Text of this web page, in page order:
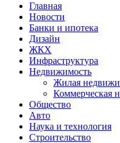
Главная
Новости
Банки и ипотека
Дизайн
ЖКХ
Инфраструктура
Недвижимость
Жилая
Коммерческая
Общество
Авто
Наука и технология
Строительство